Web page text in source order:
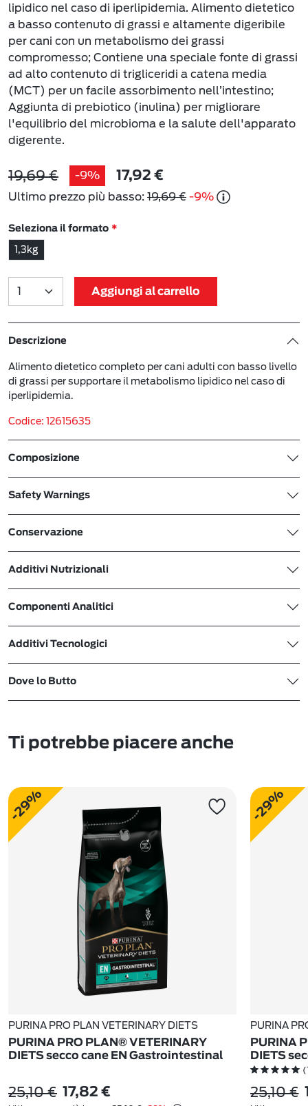
lipidico nel caso di iperlipidemia. Alimento dietetico
a basso contenuto di grassi e altamente digeribile
per cani con un metabolismo dei grassi
compromesso; Contiene una speciale fonte di grassi
ad alto contenuto di trigliceridi a catena media
(MCT) per un facile assorbimento nell’intestino;
Aggiunta di prebiotico (inulina) per migliorare
l'equilibrio del microbioma e la salute dell'apparato
digerente.
19,69 € -9% 17,92 €
Ultimo prezzo più basso: 19,69 € -9%
Seleziona il formato
1,3kg
Aggiungi al carrello
Descrizione
Alimento dietetico completo per cani adulti con basso livello
di grassi per supportare il metabolismo lipidico nel caso di
iperlipidemia.
Codice: 12615635
Composizione
Safety Warnings
Conservazione
Additivi Nutrizionali
Componenti Analitici
Additivi Tecnologici
Dove lo Butto
Ti potrebbe piacere anche
-29%
PURINA PRO PLAN VETERINARY DIETS
PURINA PRO PLAN® VETERINARY
DIETS secco cane EN Gastrointestinal
25,10 € 17,82 €
-29%
PURINA
PURINA
DIETS
25,10 €